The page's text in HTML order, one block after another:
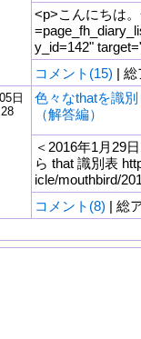
<p>こんにちは
y_id=142"
コメント(15) | 総
日
色々なthatを識別
（解答編）
＜2016年1月29
ら that 識別表
icle/mouthbird/
コメント(8) | 総